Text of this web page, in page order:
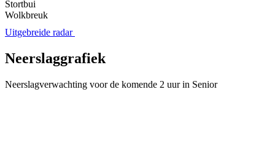
Stortbui
Wolkbreuk
Uitgebreide radar
Neerslaggrafiek
Neerslagverwachting voor de komende 2 uur in Senior